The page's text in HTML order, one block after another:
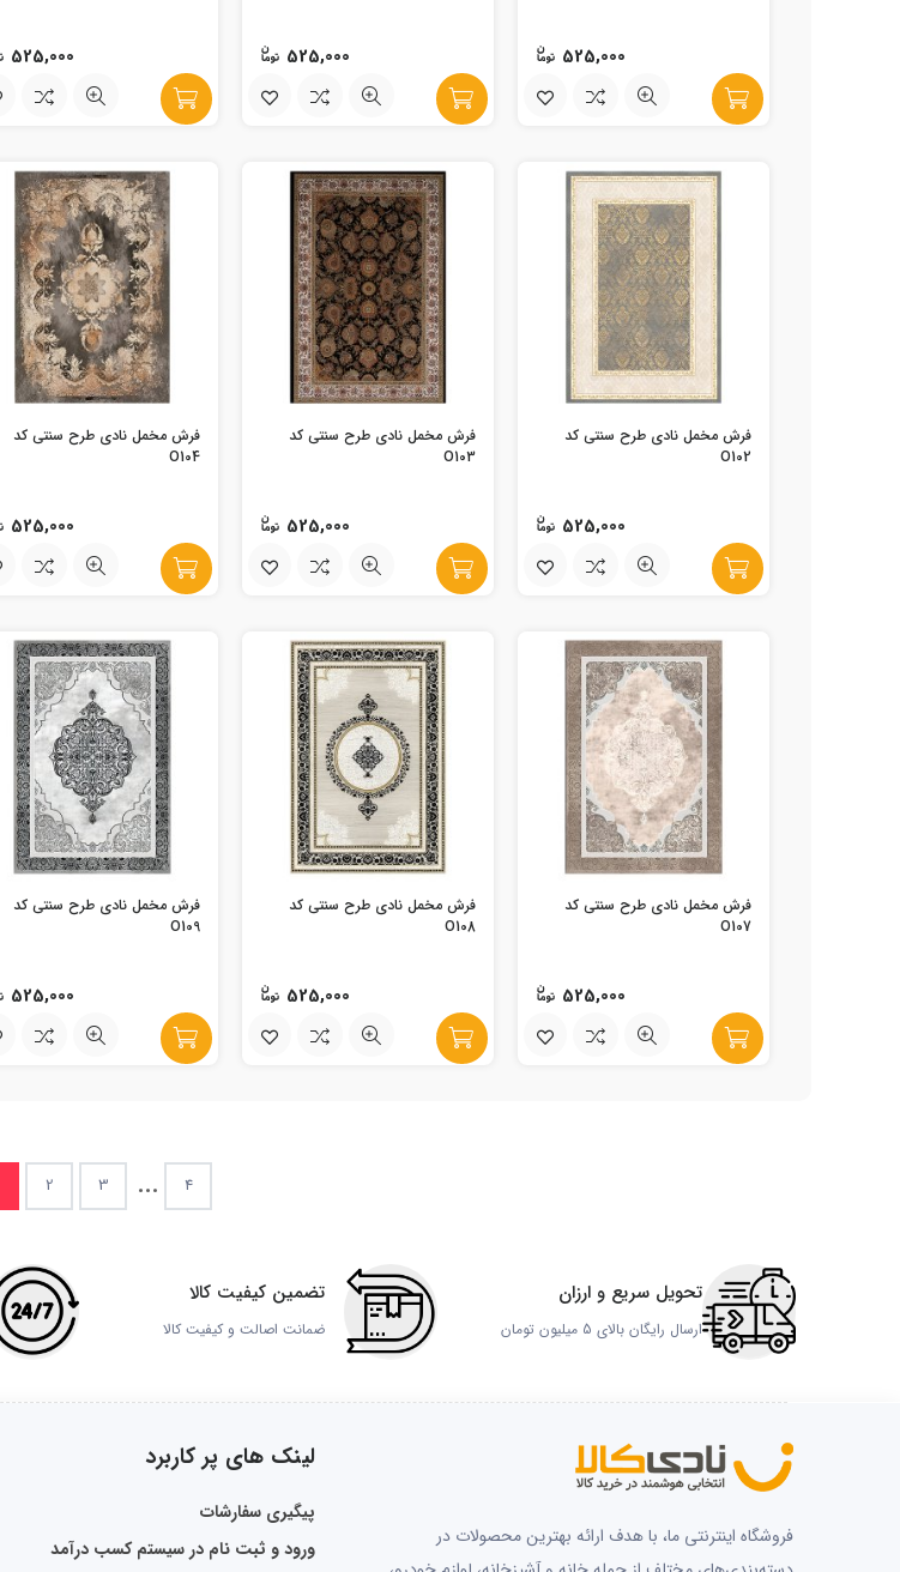
525,000
525,000
525,000
فرش مخمل نادی طرح سنتی کد
O102
525,000
فرش مخمل نادی طرح سنتی کد
O103
525,000
فرش مخمل نادی طرح سنتی کد
O104
525,000
فرش مخمل نادی طرح سنتی کد
O107
525,000
فرش مخمل نادی طرح سنتی کد
O108
525,000
فرش مخمل نادی طرح سنتی کد
O109
525,000
2 3 ... 4
تحویل سریع و ارزان
ارسال رایگان بالای 5 میلیون تومان
تضمین کیفیت کالا
ضمانت اصالت و کیفیت کالا
فروشگاه اینترنتی ما، با هدف ارائه بهترین محصولات در
لینک های پر کاربرد
پیگیری سفارشات
ورود و ثبت نام در سیستم کسب درآمد